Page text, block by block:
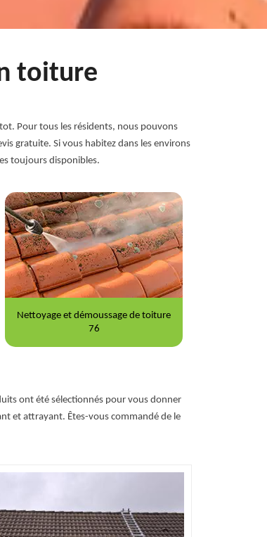
toiture
Pour tous les résidents, nous pouvons
gratuite. Si vous habitez dans les environs
toujours disponibles.
Peinture sur tuile 76
ont été sélectionnés pour vous donner
et attrayant. Êtes-vous commandé de le